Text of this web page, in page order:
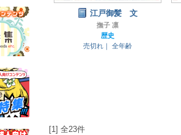
江戸御髪 文
撫子 凛
歴史
売切れ｜
全年齢
[1] 全23件